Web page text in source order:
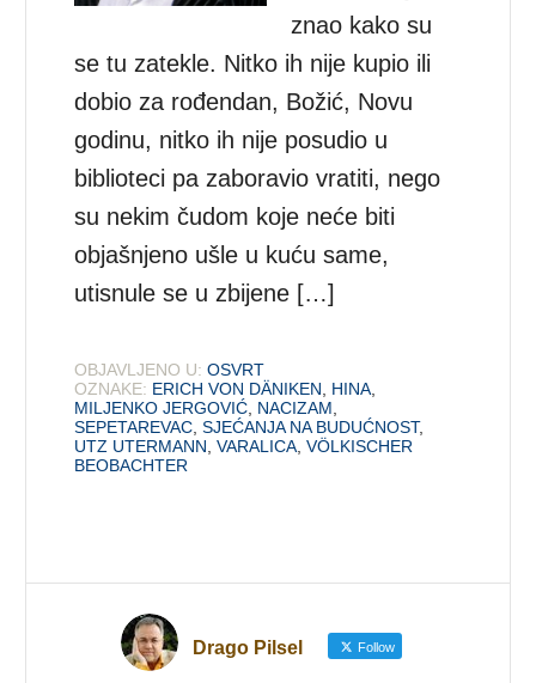
znao kako su
se tu zatekle. Nitko ih nije kupio ili
dobio za rođendan, Božić, Novu
godinu, nitko ih nije posudio u
biblioteci pa zaboravio vratiti, nego
su nekim čudom koje neće biti
objašnjeno ušle u kuću same,
utisnule se u zbijene […]
OBJAVLJENO U: OSVRT
OZNAKE: ERICH VON DÄNIKEN HINA
MILJENKO JERGOVIĆ NACIZAM
SEPETAREVAC ,SJEĆANJA NA BUDUĆNOST,
UTZ UTERMANN ,VARALICA ,VÖLKISCHER
BEOBACHTER
Drago Pilsel Follow